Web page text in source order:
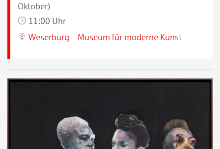
Oktober)
11:00 Uhr
Weserburg – Museum für moderne Kunst